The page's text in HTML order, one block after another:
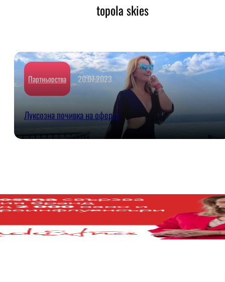
topola skies
Партньорства 20.07.2023
Луксозна почивка на офертa